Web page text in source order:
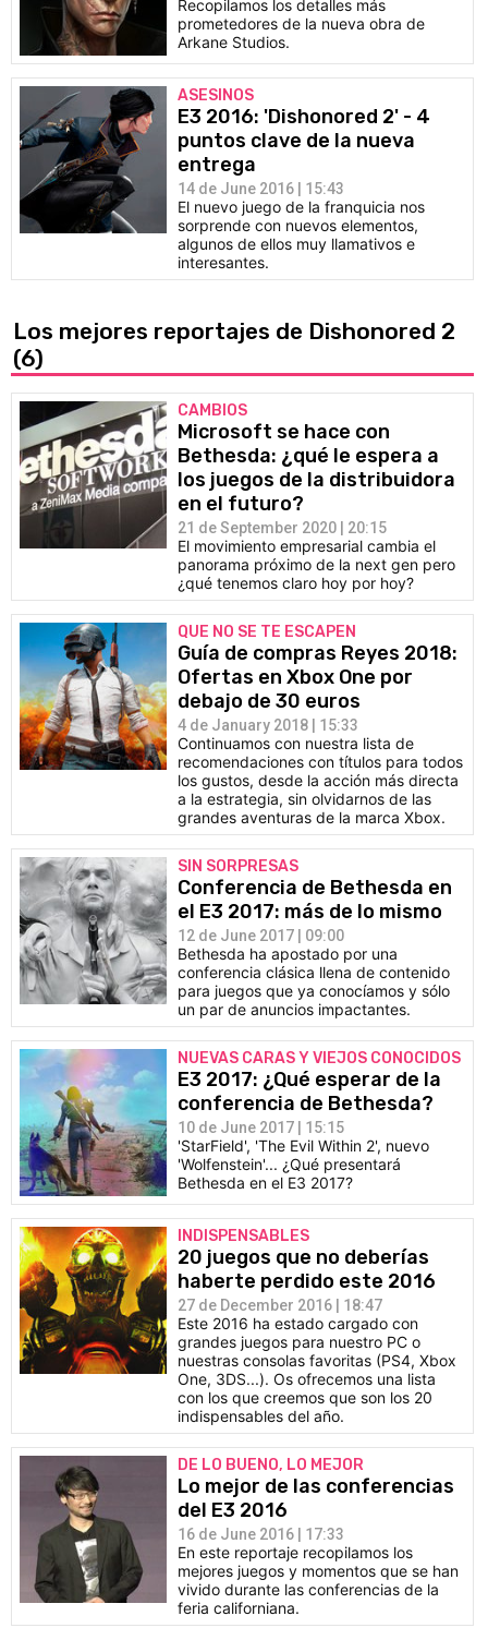
Recopilamos los detalles más
prometedores de la nueva obra de
Arkane Studios.
ASESINOS
E3 2016: 'Dishonored 2' - 4
puntos clave de la nueva
entrega
14 de June 2016 | 15:43
El nuevo juego de la franquicia nos
sorprende con nuevos elementos,
algunos de ellos muy llamativos e
interesantes.
Los mejores reportajes de Dishonored 2
(6)
CAMBIOS
Microsoft se hace con
Bethesda: ¿qué le espera a
los juegos de la distribuidora
en el futuro?
21 de September 2020 | 20:15
El movimiento empresarial cambia el
panorama próximo de la next gen pero
¿qué tenemos claro hoy por hoy?
QUE NO SE TE ESCAPEN
Guía de compras Reyes 2018:
Ofertas en Xbox One por
debajo de 30 euros
4 de January 2018 | 15:33
Continuamos con nuestra lista de
recomendaciones con títulos para todos
los gustos, desde la acción más directa
a la estrategia, sin olvidarnos de las
grandes aventuras de la marca Xbox.
SIN SORPRESAS
Conferencia de Bethesda en
el E3 2017: más de lo mismo
12 de June 2017 | 09:00
Bethesda ha apostado por una
conferencia clásica llena de contenido
para juegos que ya conocíamos y sólo
un par de anuncios impactantes.
NUEVAS CARAS Y VIEJOS CONOCIDOS
E3 2017: ¿Qué esperar de la
conferencia de Bethesda?
10 de June 2017 | 15:15
'StarField', 'The Evil Within 2', nuevo
'Wolfenstein'... ¿Qué presentará
Bethesda en el E3 2017?
INDISPENSABLES
20 juegos que no deberías
haberte perdido este 2016
27 de December 2016 | 18:47
Este 2016 ha estado cargado con
grandes juegos para nuestro PC o
nuestras consolas favoritas (PS4, Xbox
One, 3DS...). Os ofrecemos una lista
con los que creemos que son los 20
indispensables del año.
DE LO BUENO, LO MEJOR
Lo mejor de las conferencias
del E3 2016
16 de June 2016 | 17:33
En este reportaje recopilamos los
mejores juegos y momentos que se han
vivido durante las conferencias de la
feria californiana.